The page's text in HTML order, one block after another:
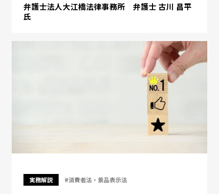
弁護士法人大江橋法律事務所 弁護士 古川 昌平
氏
実務解説 #消費者法・景品表示法